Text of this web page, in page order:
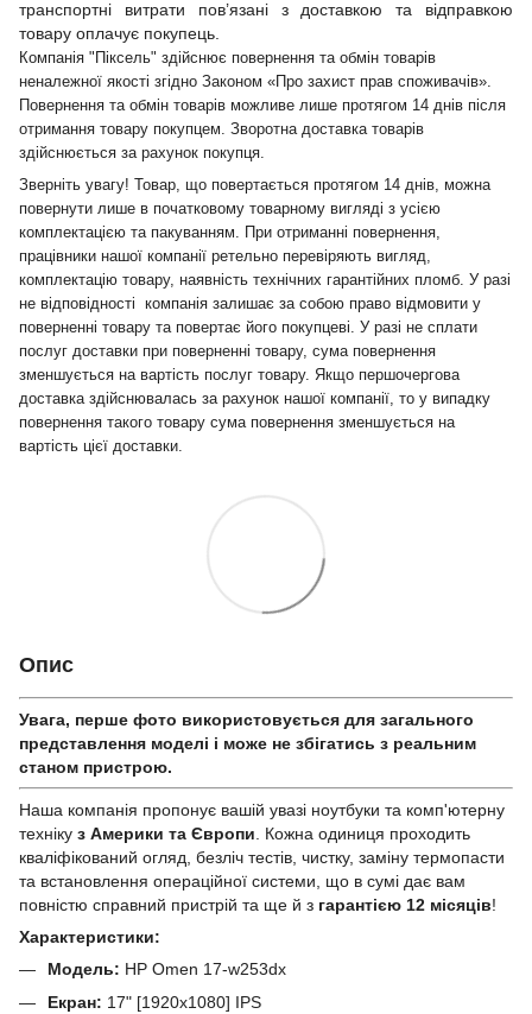
транспортні витрати пов’язані з доставкою та відправкою
товару оплачує покупець.
Компанія "Піксель" здійснює повернення та обмін товарів
неналежної якості згідно Законом «Про захист прав споживачів».
Повернення та обмін товарів можливе лише протягом 14 днів після
отримання товару покупцем. Зворотна доставка товарів
здійснюється за рахунок покупця.
Зверніть увагу! Товар, що повертається протягом 14 днів, можна
повернути лише в початковому товарному вигляді з усією
комплектацією та пакуванням. При отриманні повернення,
працівники нашої компанії ретельно перевіряють вигляд,
комплектацію товару, наявність технічних гарантійних пломб. У разі
не відповідності компанія залишає за собою право відмовити у
поверненні товару та повертає його покупцеві. У разі не сплати
послуг доставки при поверненні товару, сума повернення
зменшується на вартість послуг товару. Якщо першочергова
доставка здійснювалась за рахунок нашої компанії, то у випадку
повернення такого товару сума повернення зменшується на
вартість цієї доставки.
Опис
Увага, перше фото використовується для загального
представлення моделі і може не збігатись з реальним
станом приcтрою.
Наша компанія пропонує вашій увазі ноутбуки та комп'ютерну
техніку з Америки та Європи . Кожна одиниця проходить
кваліфікований огляд, безліч тестів, чистку, заміну термопасти
та встановлення операційної системи, що в сумі дає вам
повністю справний пристрій та ще й з гарантією 12 місяців!
Характеристики:
Модель: HP Omen 17-w253dx
Екран: 17" [1920x1080] IPS